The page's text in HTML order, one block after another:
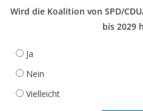
Wird die Koalition von SPD/
bis 2029
Ja
Nein
Vielleicht